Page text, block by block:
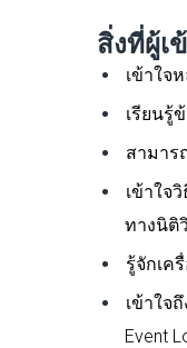
สิ่งที่ผู้เ
เข้าใจ
เรียนรู้
สามาร
เข้าใจ
ทางนิติ
รู้จักเค
เข้าใจ
Event